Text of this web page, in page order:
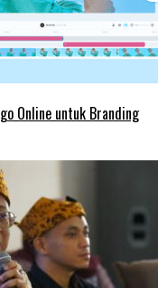
Online untuk Branding